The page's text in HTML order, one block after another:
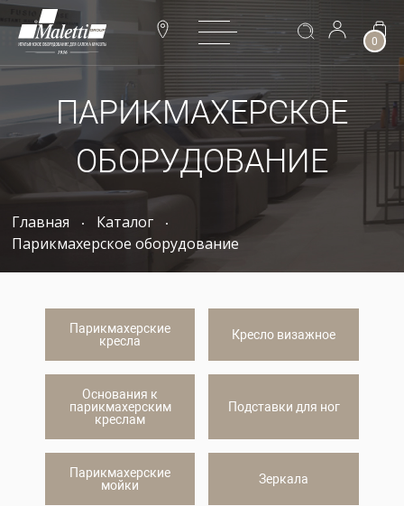
0
ПАРИКМАХЕРСКОЕ
ОБОРУДОВАНИЕ
Главная
Каталог
Парикмахерское оборудование
Парикмахерские
кресла
Кресло визажное
Основания к
парикмахерским
креслам
Подставки для ног
Парикмахерские
мойки
Зеркала